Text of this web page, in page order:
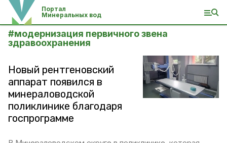
Портал
Минеральных вод
#модернизация первичного звена
здравоохранения
Новый рентгеновский
аппарат появился в
минераловодской
поликлинике благодаря
госпрограмме